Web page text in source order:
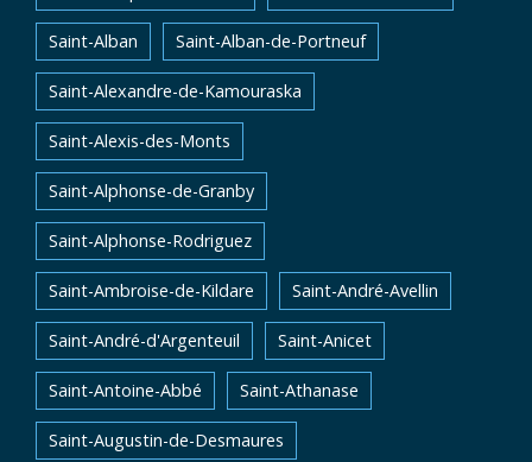
Saint-Alban Saint-Alban-de-Portneuf
Saint-Alexandre-de-Kamouraska
Saint-Alexis-des-Monts
Saint-Alphonse-de-Granby
Saint-Alphonse-Rodriguez
Saint-Ambroise-de-Kildare Saint-André-Avellin
Saint-André-d'Argenteuil Saint-Anicet
Saint-Antoine-Abbé Saint-Athanase
Saint-Augustin-de-Desmaures